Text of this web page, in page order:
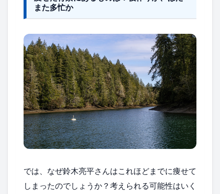
また多忙か
では、なぜ鈴木亮平さんはこれほどまでに痩せて
しまったのでしょうか？考えられる可能性はいく